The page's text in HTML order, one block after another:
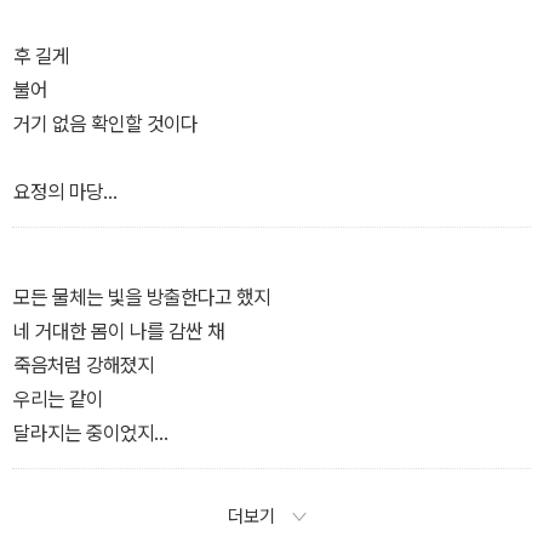
닿아도 닿아도 너른
―「지옥에 간 사람들은 꽃을 심어야 한다」 부분
후 길게
불어
거기 없음 확인할 것이다
요정의 마당
눈부터 내려 쌓일 수 있다고
―「요정의 마당」 부분
모든 물체는 빛을 방출한다고 했지
네 거대한 몸이 나를 감싼 채
죽음처럼 강해졌지
우리는 같이
달라지는 중이었지
―「노을」 부분
더보기